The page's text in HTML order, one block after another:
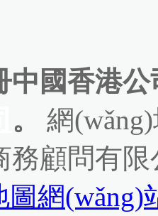
國香港公司
。
網
務顧問有
圖網(wǎng)